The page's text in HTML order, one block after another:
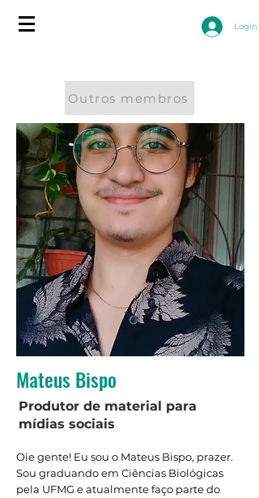
Login
Outros membros
Mateus Bispo
Produtor de material para
mídias sociais
Oie gente! Eu sou o Mateus Bispo, prazer.
Sou graduando em Ciências Biológicas
pela UFMG e atualmente faço parte do